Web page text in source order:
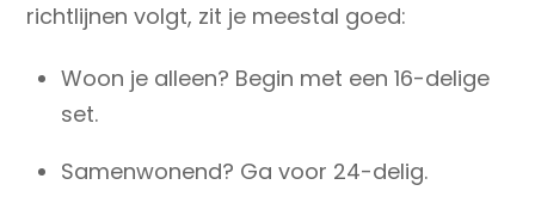
richtlijnen volgt, zit je meestal goed:
Woon je alleen? Begin met een 16-delige
set.
Samenwonend? Ga voor 24-delig.